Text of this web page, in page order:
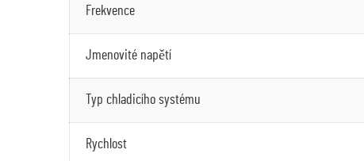
Frekvence
Jmenovité napětí
Typ chladicího systému
Rychlost